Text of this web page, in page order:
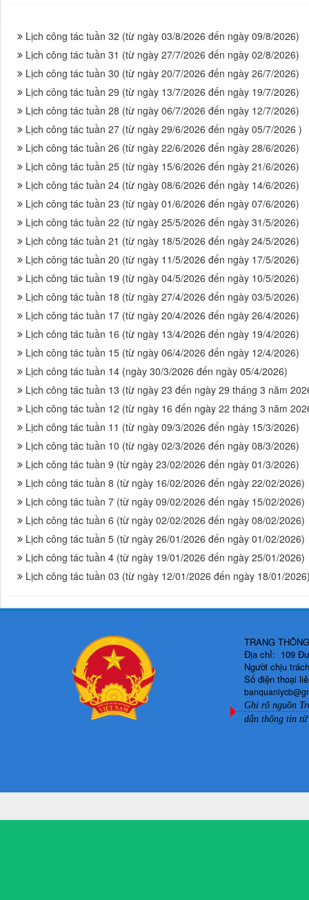
Lịch công tác tuần 32 (từ ngày 03/8/2026 đến ngày 09/8/2026)
Lịch công tác tuần 31 (từ ngày 27/7/2026 đến ngày 02/8/2026)
Lịch công tác tuần 30 (từ ngày 20/7/2026 đến ngày 26/7/2026)
Lịch công tác tuần 29 (từ ngày 13/7/2026 đến ngày 19/7/2026)
Lịch công tác tuần 28 (từ ngày 06/7/2026 đến ngày 12/7/2026)
Lịch công tác tuần 27 (từ ngày 29/6/2026 đến ngày 05/7/2026 )
Lịch công tác tuần 26 (từ ngày 22/6/2026 đến ngày 28/6/2026)
Lịch công tác tuần 25 (từ ngày 15/6/2026 đến ngày 21/6/2026)
Lịch công tác tuần 24 (từ ngày 08/6/2026 đến ngày 14/6/2026)
Lịch công tác tuần 23 (từ ngày 01/6/2026 đến ngày 07/6/2026)
Lịch công tác tuần 22 (từ ngày 25/5/2026 đến ngày 31/5/2026)
Lịch công tác tuần 21 (từ ngày 18/5/2026 đến ngày 24/5/2026)
Lịch công tác tuần 20 (từ ngày 11/5/2026 đến ngày 17/5/2026)
Lịch công tác tuần 19 (từ ngày 04/5/2026 đến ngày 10/5/2026)
Lịch công tác tuần 18 (từ ngày 27/4/2026 đến ngày 03/5/2026)
Lịch công tác tuần 17 (từ ngày 20/4/2026 đến ngày 26/4/2026)
Lịch công tác tuần 16 (từ ngày 13/4/2026 đến ngày 19/4/2026)
Lịch công tác tuần 15 (từ ngày 06/4/2026 đến ngày 12/4/2026)
Lịch công tác tuần 14 (ngày 30/3/2026 đến ngày 05/4/2026)
Lịch công tác tuần 13 (từ ngày 23 đến ngày 29 tháng 3 năm
Lịch công tác tuần 12 (từ ngày 16 đến ngày 22 tháng 3 năm
Lịch công tác tuần 11 (từ ngày 09/3/2026 đến ngày 15/3/2026)
Lịch công tác tuần 10 (từ ngày 02/3/2026 đến ngày 08/3/2026)
Lịch công tác tuần 9 (từ ngày 23/02/2026 đến ngày 01/3/2026)
Lịch công tác tuần 8 (từ ngày 16/02/2026 đến ngày 22/02/2026)
Lịch công tác tuần 7 (từ ngày 09/02/2026 đến ngày 15/02/2026)
Lịch công tác tuần 6 (từ ngày 02/02/2026 đến ngày 08/02/2026)
Lịch công tác tuần 5 (từ ngày 26/01/2026 đến ngày 01/02/2026)
Lịch công tác tuần 4 (từ ngày 19/01/2026 đến ngày 25/01/2026)
Lịch công tác tuần 03 (từ ngày 12/01/2026 đến ngày 18/01/
TRANG
Địa chỉ: 109
Người chịu
Số điện thoại
Ghi rõ nguồn
dẫn thông tin